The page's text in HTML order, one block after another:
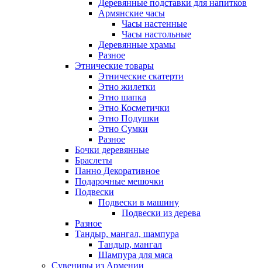
Деревянные подставки для напитков
Армянские часы
Часы настенные
Часы настольные
Деревянные храмы
Разное
Этнические товары
Этнические скатерти
Этно жилетки
Этно шапка
Этно Косметички
Этно Подушки
Этно Сумки
Разное
Бочки деревянные
Браслеты
Панно Декоративное
Подарочные мешочки
Подвески
Подвески в машину
Подвески из дерева
Разное
Тандыр, мангал, шампура
Тандыр, мангал
Шампура для мяса
Сувениры из Армении